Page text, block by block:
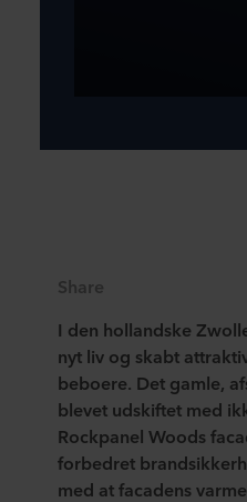
Share
I den hollandske
nyt liv og skabt
beboere. Det gamle,
blevet udskiftet med
Rockpanel Woods
forbedret
med at facadens